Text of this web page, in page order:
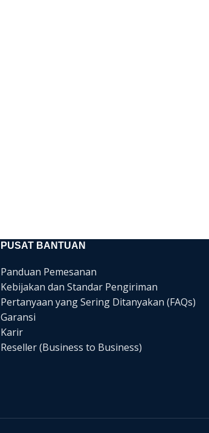
PUSAT BANTUAN
Panduan Pemesanan
Kebijakan dan Standar Pengiriman
Pertanyaan yang Sering Ditanyakan (FAQs)
Garansi
Karir
Reseller (Business to Business)